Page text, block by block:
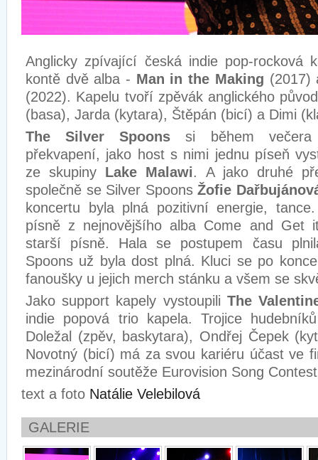
Anglicky zpívající česká indie pop-rocková
kontě dvě alba - Man in the Making
(2022). Kapelu tvoří zpěvák anglického
(basa), Jarda (kytara), Štěpán (bicí) a Dimi
The Silver Spoons si během večera
překvapení, jako host s nimi jednu píseň
ze skupiny Lake Malawi. A jako druhé
společně se Silver SpoonsŽofie
koncertu byla plná pozitivní energie,
písně z nejnovějšího alba Come and Get
starší písně. Hala se postupem času
Spoons už byla dost plná. Kluci se po
fanoušky u jejich merch stánku a všem se
Jako support kapely vystoupili The
indie popová trio kapela. Trojice
Doležal (zpěv, baskytara), Ondřej Čepek
Novotný (bicí) má za svou kariéru účast ve
mezinárodní soutěže Eurovision Song
text a foto Natálie Velebilová
GALERIE